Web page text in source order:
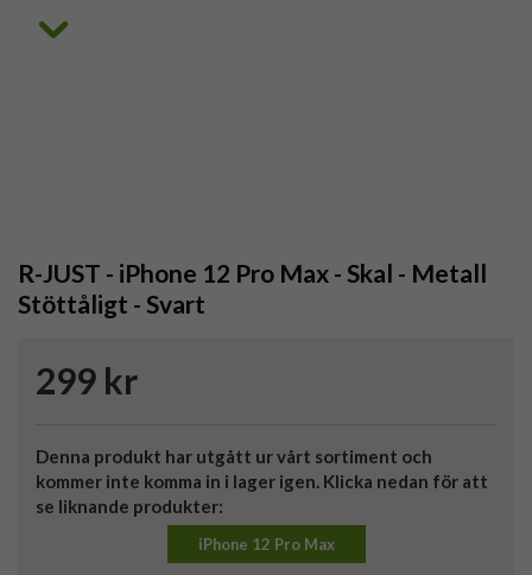
R-JUST - iPhone 12 Pro Max - Skal - Metall
Stöttåligt - Svart
299 kr
Denna produkt har utgått ur vårt sortiment och
kommer inte komma in i lager igen. Klicka nedan för att
se liknande produkter:
iPhone 12 Pro Max